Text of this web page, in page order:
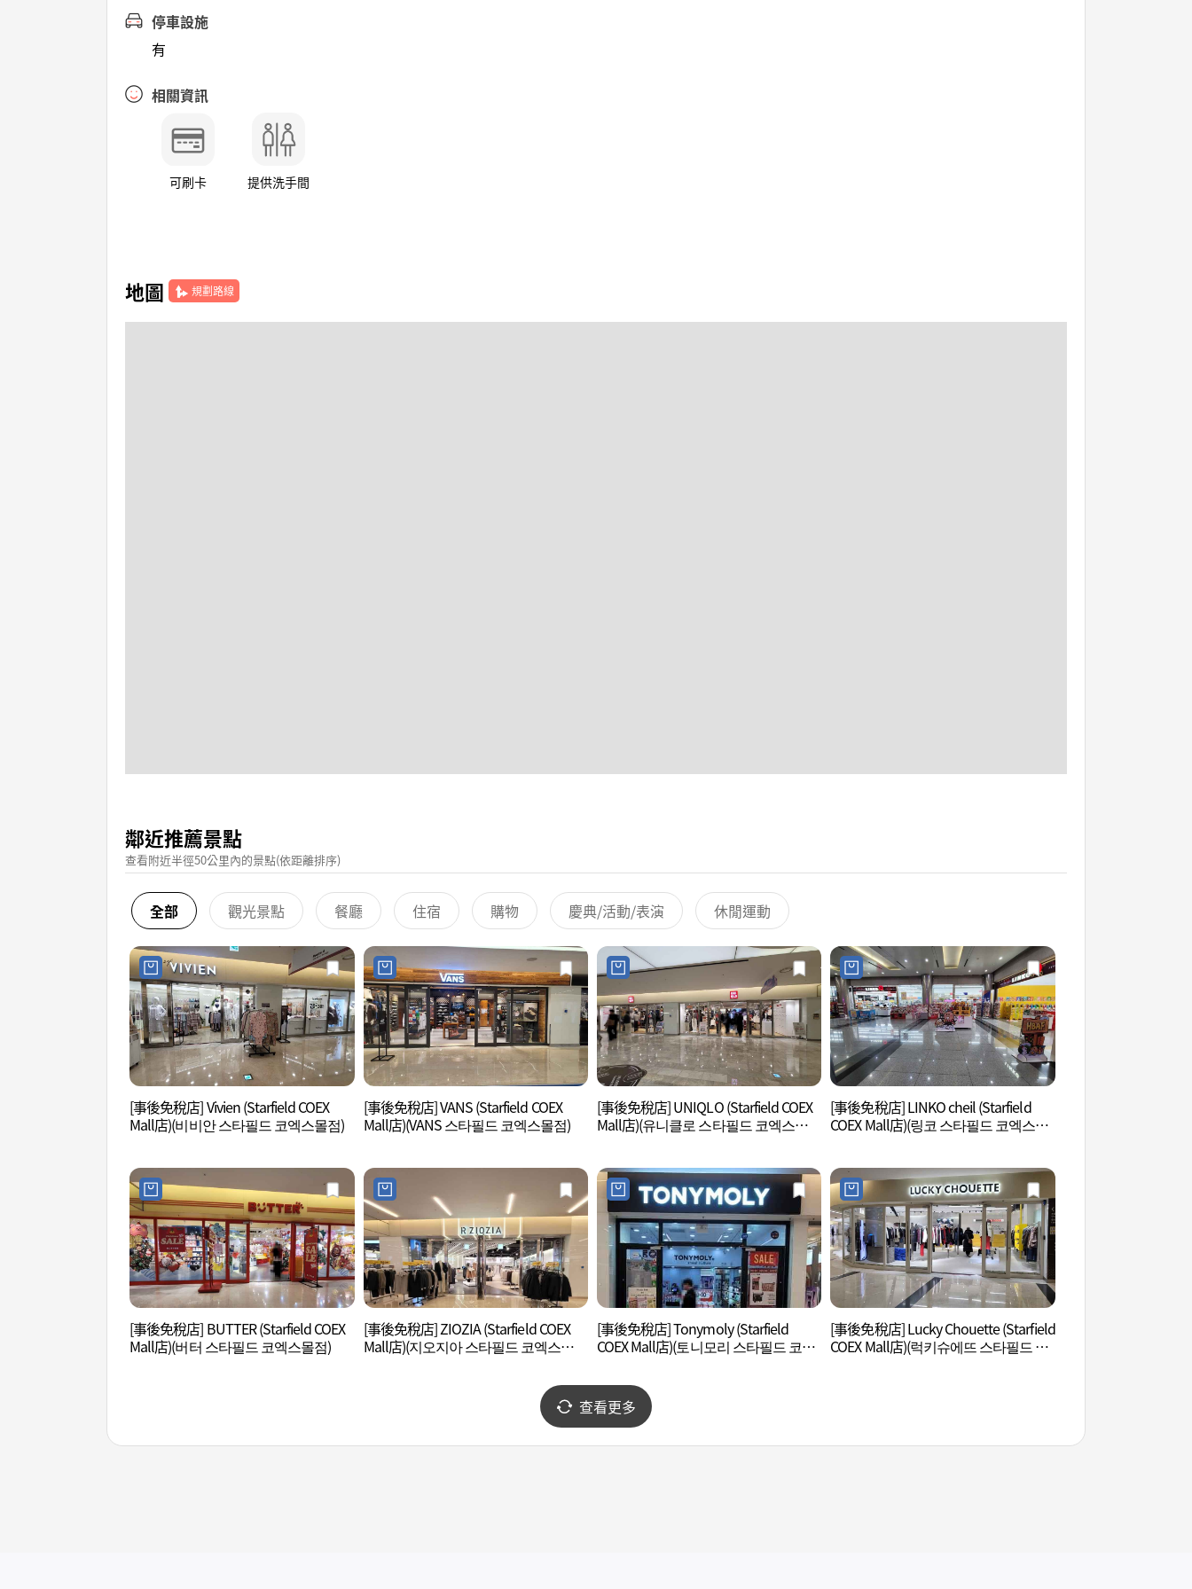
停車設施
有
相關資訊
可刷卡 提供洗手間
地圖 規劃路線
鄰近推薦景點
查看附近半徑50公里內的景點(依距離排序)
全部 觀光景點 餐廳 住宿 購物 慶典/活動/表演 休閒運動
[事後免稅店] Vivien (Starfield COEX
Mall店)(비비안 스타필드 코엑스몰점)
[事後免稅店] VANS (Starfield COEX
Mall店)(VANS 스타필드 코엑스몰점)
[事後免稅店] UNIQLO (Starfield COEX
Mall店)(유니클로 스타필드 코엑스몰
[事後免稅店] LINKO cheil (Starfield
COEX Mall店)(링코 스타필드 코엑스몰
[事後免稅店] BUTTER (Starfield COEX
Mall店)(버터 스타필드 코엑스몰점)
[事後免稅店] ZIOZIA (Starfield COEX
Mall店)(지오지아 스타필드 코엑스몰
[事後免稅店] Tonymoly (Starfield
COEX Mall店)(토니모리 스타필드 코엑
[事後免稅店] Lucky Chouette (Starfield
COEX Mall店)(럭키슈에뜨 스타필드 코
查看更多